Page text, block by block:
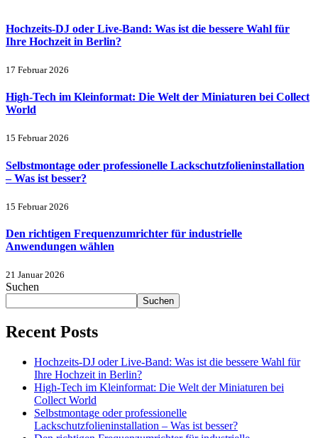
Hochzeits-DJ oder Live-Band: Was ist die bessere Wahl für
Ihre Hochzeit in Berlin?
17 Februar 2026
High-Tech im Kleinformat: Die Welt der Miniaturen bei Collect
World
15 Februar 2026
Selbstmontage oder professionelle Lackschutzfolieninstallation
– Was ist besser?
15 Februar 2026
Den richtigen Frequenzumrichter für industrielle
Anwendungen wählen
21 Januar 2026
Suchen
Suchen
Recent Posts
Hochzeits-DJ oder Live-Band: Was ist die bessere Wahl für
Ihre Hochzeit in Berlin?
High-Tech im Kleinformat: Die Welt der Miniaturen bei
Collect World
Selbstmontage oder professionelle
Lackschutzfolieninstallation – Was ist besser?